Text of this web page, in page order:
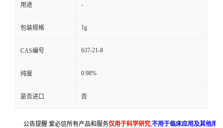
用途 -
包装规格 1g
CAS编号 637-21-8
纯度 0.98%
是否进口 否
公告提醒:爱必信所有产品和服务仅用于科学研究,不用于临床应用及其他用